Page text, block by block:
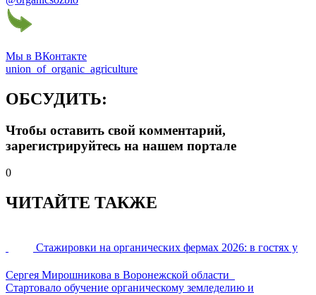
Мы в ВКонтакте
union_of_organic_agriculture
ОБСУДИТЬ:
Чтобы оставить свой комментарий,
зарегистрируйтесь на нашем портале
0
ЧИТАЙТЕ ТАКЖЕ
Стажировки на органических фермах 2026: в гостях у
Сергея Мирошникова в Воронежской области
Стартовало обучение органическому земледелию и